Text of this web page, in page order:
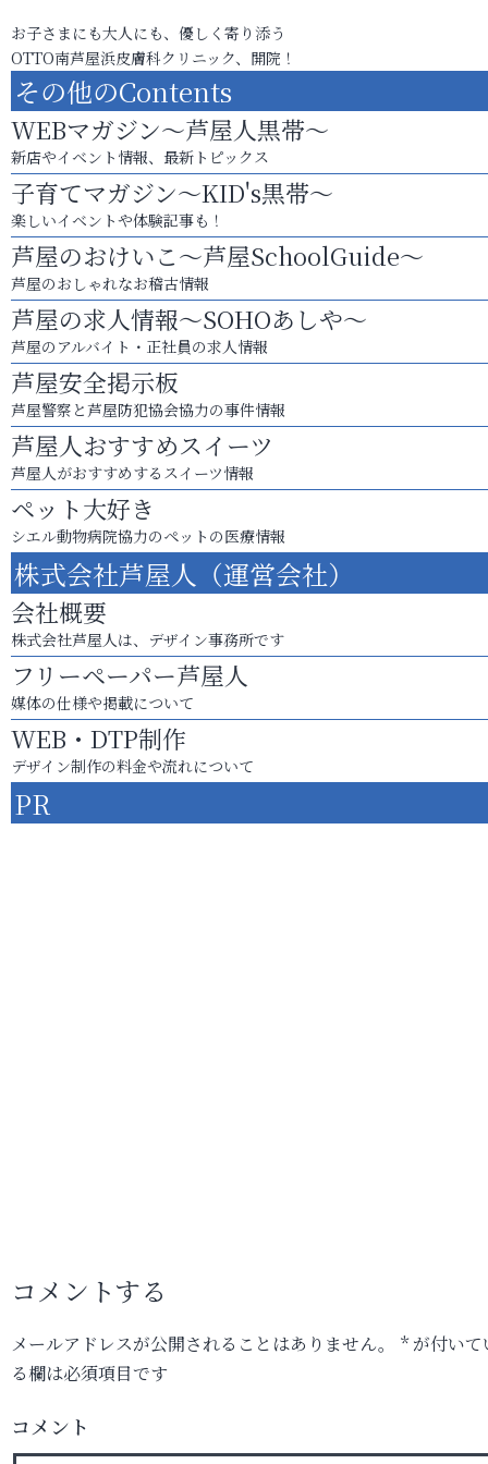
お子さまにも大人にも、優しく寄り添う
OTTO南芦屋浜皮膚科クリニック、開院！
その他のContents
WEBマガジン～芦屋人黒帯～
新店やイベント情報、最新トピックス
子育てマガジン～KID's黒帯～
楽しいイベントや体験記事も！
芦屋のおけいこ～芦屋SchoolGuide～
芦屋のおしゃれなお稽古情報
芦屋の求人情報～SOHOあしや～
芦屋のアルバイト・正社員の求人情報
芦屋安全掲示板
芦屋警察と芦屋防犯協会協力の事件情報
芦屋人おすすめスイーツ
芦屋人がおすすめするスイーツ情報
ペット大好き
シエル動物病院協力のペットの医療情報
株式会社芦屋人（運営会社）
会社概要
株式会社芦屋人は、デザイン事務所です
フリーペーパー芦屋人
媒体の仕様や掲載について
WEB・DTP制作
デザイン制作の料金や流れについて
PR
コメントする
メールアドレスが公開されることはありません。 *が付いて
る欄は必須項目です
コメント